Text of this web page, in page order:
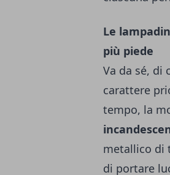
Le
più piede
Va da sé, di
carattere
tempo, la
metallico di
di portare